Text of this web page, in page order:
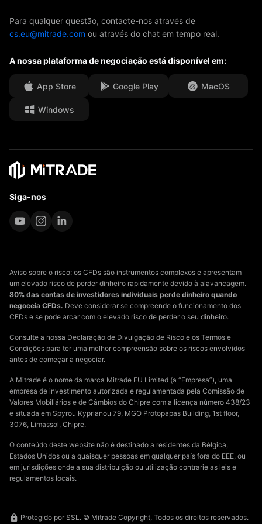
Os nossos prémios
Centro multimédia
Oportunidades de carreira
Documentos legais
Centro de ajuda
PERGUNTAS FREQUENTES
Para qualquer questão, contacte-nos através de
cs.eu@mitrade.com ou através do chat em tempo real.
A nossa plataforma de negociação está disponível em:
App Store Google Play MacOS
Windows
Siga-nos
Aviso sobre o risco: os CFDs são instrumentos complexos e apresentam
um elevado risco de perder dinheiro rapidamente devido à alavancagem.
80% das contas de investidores individuais perde dinheiro quando
negoceia CFDs. Deve considerar se compreende o funcionamento dos
CFDs e se pode arcar com o elevado risco de perder o seu dinheiro.
Consulte a nossa Declaração de Divulgação de Risco e os Termos e
Condições para ter uma melhor compreensão sobre os riscos envolvidos
antes de começar a negociar.
A Mitrade é o nome da marca Mitrade EU Limited (a “Empresa”), uma
empresa de investimento autorizada e regulamentada pela Comissão de
Valores Mobiliários e de Câmbios do Chipre com a licença número 438/23
e situada em Spyrou Kyprianou 79, MGO Protopapas Building, 1st floor,
3076, Limassol, Chipre.
O conteúdo deste website não é destinado a residentes da Bélgica,
Estados Unidos ou a quaisquer pessoas em qualquer país fora do EEE, ou
em jurisdições onde a sua distribuição ou utilização contrarie as leis e
regulamentos locais.
Protegido por SSL. © Mitrade Copyright, Todos os direitos reservados.